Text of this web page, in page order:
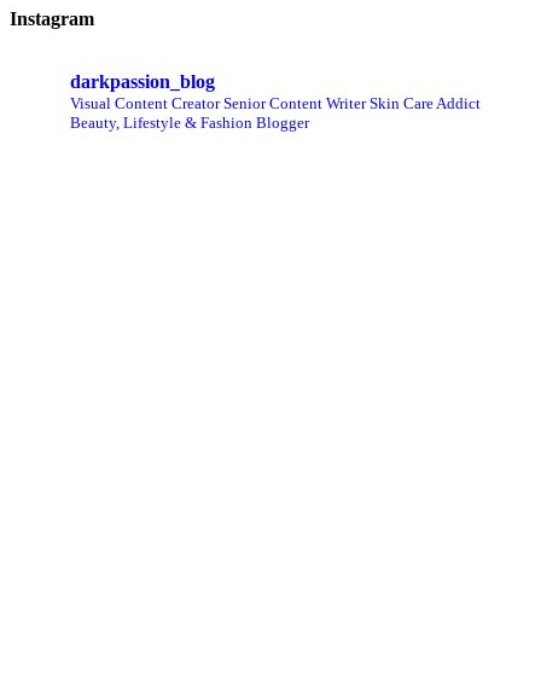
Instagram
darkpassion_blog
Visual Content CreatorSenior Content WriterSkin Care Addict
Beauty, Lifestyle & Fashion Blogger